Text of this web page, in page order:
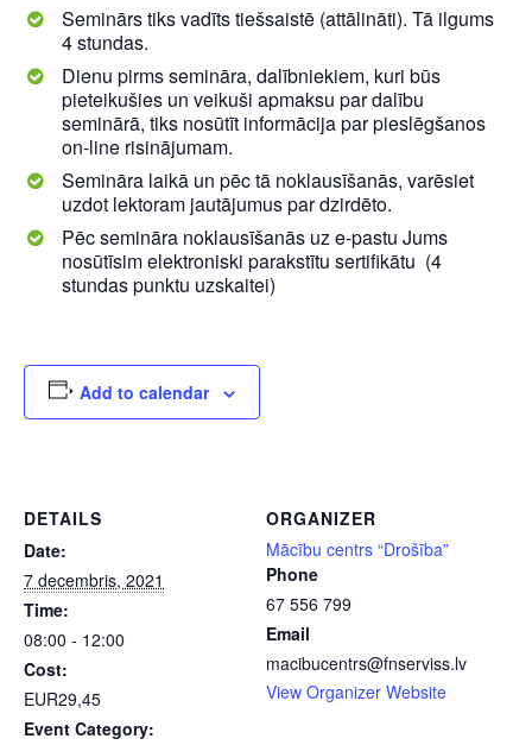
Seminārs tiks vadīts tiešsaistē (attālināti). Tā ilgums
4 stundas.
Dienu pirms semināra, dalībniekiem, kuri būs
pieteikušies un veikuši apmaksu par dalību
seminārā, tiks nosūtīt informācija par pieslēgšanos
on-line risinājumam.
Semināra laikā un pēc tā noklausīšanās, varēsiet
uzdot lektoram jautājumus par dzirdēto.
Pēc semināra noklausīšanās uz e-pastu Jums
nosūtīsim elektroniski parakstītu sertifikātu (4
stundas punktu uzskaitei)
Add to calendar
DETAILS
Date:
7 decembris, 2021
Time:
08:00 - 12:00
Cost:
EUR29,45
Event Category:
ORGANIZER
Mācību centrs “Drošība”
Phone
67 556 799
Email
macibucentrs@fnserviss.lv
View Organizer Website